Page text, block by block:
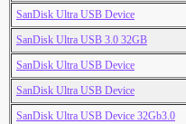
SanDisk Ultra USB Device
SanDisk Ultra USB 3.0 32GB
SanDisk Ultra USB Device
SanDisk Ultra USB Device
SanDisk Ultra USB Device 32Gb3.0